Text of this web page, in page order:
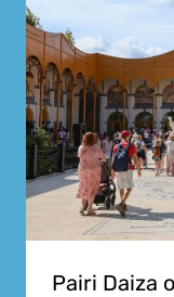
Pairi Daiza